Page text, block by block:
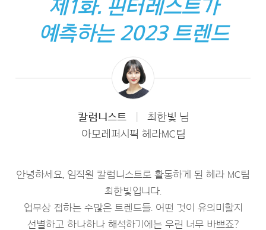
제1화. 핀터레스트가
예측하는 2023 트렌드
칼럼니스트
최한빛 님
아모레퍼시픽 헤라MC팀
안녕하세요, 임직원 칼럼니스트로 활동하게 된 헤라 MC팀
최한빛입니다.
업무상 접하는 수많은 트렌드들. 어떤 것이 유의미할지
선별하고 하나하나 해석하기에는 우린 너무 바쁘죠?